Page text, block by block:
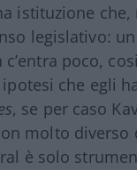
istituzione
legislativo:
poco,
che egli
, se per caso
molto diverso
è solo